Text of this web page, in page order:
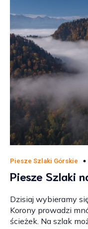
Piesze Szlaki Górskie
Piesze Szlaki
Dzisiaj wybieramy
Korony prowadzi
ścieżek. Na szlak